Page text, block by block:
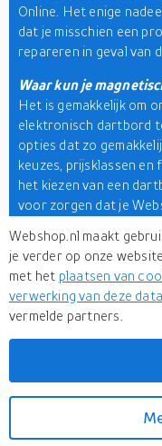
Online. Het enige
dat je misschien een
repareren in geval van
Waar kun je
Het is gemakkelijk om
elektronisch dartbord
opties dat zo
keuzes, prijsklassen
het kiezen van een
voor zorgen dat je
het heel eenvoudig om
beste dartborden.
Harrows, Perfectdarts,
Pentathlon zijn enkele
dartpijlen online
een geweldige online
Webshop.nl maakt
je verder op onze
met het plaatsen van
verwerking van deze data
vermelde partners.